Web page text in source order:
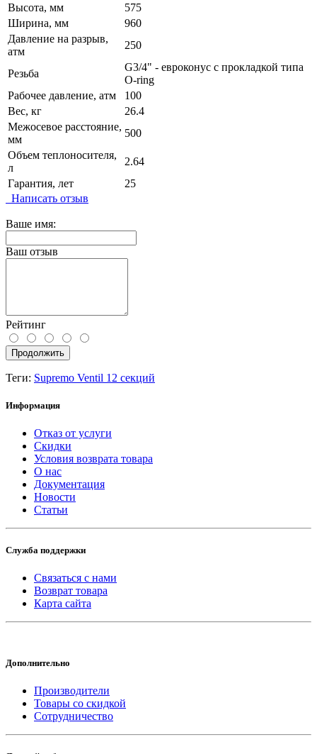
Высота, мм
575
Ширина, мм
960
Давление на разрыв,
атм
250
Резьба
G3/4" - евроконус с прокладкой типа
O-ring
Рабочее давление, атм
100
Вес, кг
26.4
Межосевое расстояние,
мм
500
Объем теплоносителя,
л
2.64
Гарантия, лет
25
Написать отзыв
Ваше имя:
Ваш отзыв
Рейтинг
Продолжить
Теги: Supremo Ventil 12 секций
Информация
Отказ от услуги
Скидки
Условия возврата товара
О нас
Документация
Новости
Статьи
Служба поддержки
Связаться с нами
Возврат товара
Карта сайта
Дополнительно
Производители
Товары со скидкой
Сотрудничество